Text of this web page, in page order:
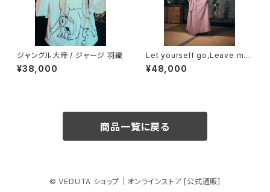
ジャングル大帝 / ジャージ 羽織
¥38,000
Let yourself go,Leave mys
elf to... / lavender / スウェッ
ト / ガウン 浴衣【 同生地ベルト
¥48,000
商品一覧に戻る
© VEDUTA ショップ｜オンラインストア [公式通販]